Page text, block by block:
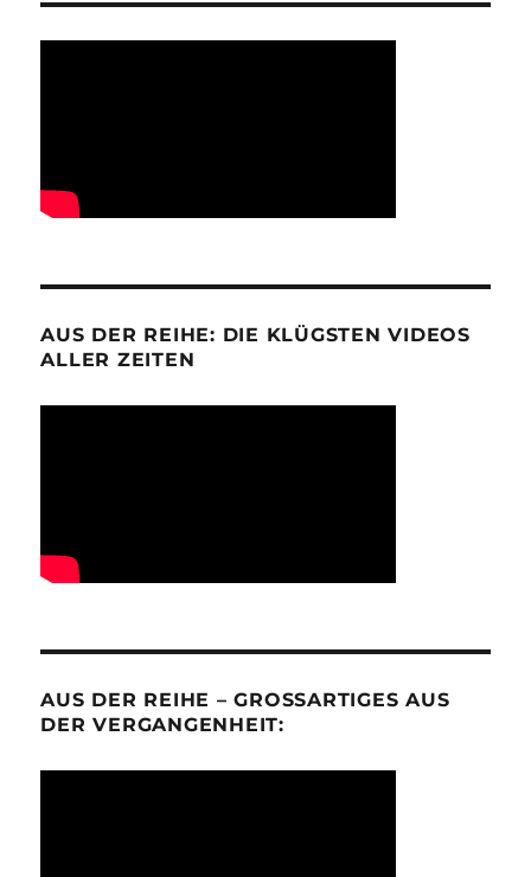
AUS DER REIHE: DIE KLÜGSTEN VIDEOS
ALLER ZEITEN
AUS DER REIHE – GROSSARTIGES AUS D
ER VERGANGENHEIT: